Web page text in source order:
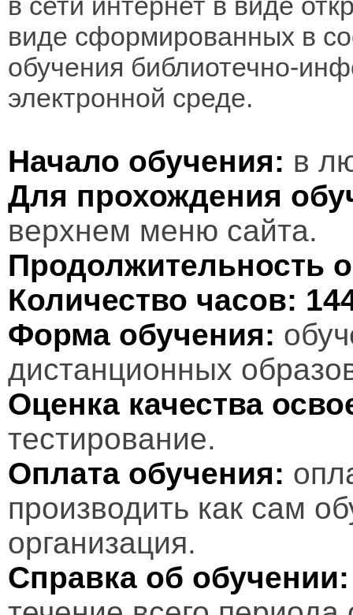
виде сформированных в
обучения библиотечно-
электронной среде.
Начало обучения: в
Для прохождения
верхнем меню сайта.
Продолжительность
Количество часов:
Форма обучения:
дистанционных
Оценка качества
тестирование.
Оплата обучения:
производить как сам
организация.
Справка об обучении: